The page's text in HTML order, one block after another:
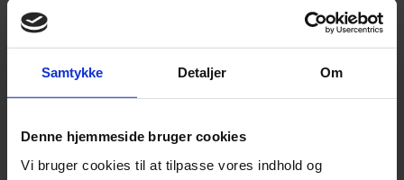
Samtykke Detaljer Om
Denne hjemmeside bruger cookies
Vi bruger cookies til at tilpasse vores indhold og
Vi svarer dig hurtigst muligt.